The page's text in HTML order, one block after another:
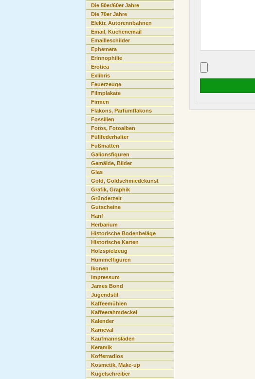
Die 50er/60er Jahre
Die 70er Jahre
Elektr. Autorennbahnen
Email, Küchenemail
Emailleschilder
Ephemera
Erinnophilie
Erotica
Exlibris
Feuerzeuge
Filmplakate
Firmen
Flakons, Parfümflakons
Fossilien
Fotos, Fotoalben
Füllfederhalter
Fußmatten
Galionsfiguren
Gemälde, Bilder
Glas
Gold, Goldschmiedekunst
Grafik, Graphik
Gründerzeit
Gutscheine
Hanf
Herbarium
Historische Bodenbeläge
Historische Karten
Holzspielzeug
Hummelfiguren
Ikonen
impressum
James Bond
Jugendstil
Kaffeemühlen
Kaffeerahmdeckel
Kalender
Karneval
Kaufmannsläden
Keramik
Kofferradios
Kosmetik, Make-up
Kugelschreiber